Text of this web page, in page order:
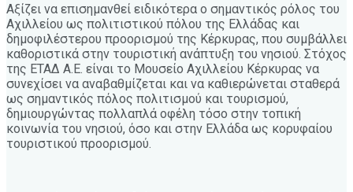
Αξίζει να επισημανθεί ειδικότερα ο σημαντικός ρόλος του
Αχιλλείου ως πολιτιστικού πόλου της Ελλάδας και
δημοφιλέστερου προορισμού της Κέρκυρας, που συμβάλλει
καθοριστικά στην τουριστική ανάπτυξη του νησιού. Στόχος
της ΕΤΑΔ Α.Ε. είναι το Μουσείο Αχιλλείου Κέρκυρας να
συνεχίσει να αναβαθμίζεται και να καθιερώνεται σταθερά
ως σημαντικός πόλος πολιτισμού και τουρισμού,
δημιουργώντας πολλαπλά οφέλη τόσο στην τοπική
κοινωνία του νησιού, όσο και στην Ελλάδα ως κορυφαίου
τουριστικού προορισμού.